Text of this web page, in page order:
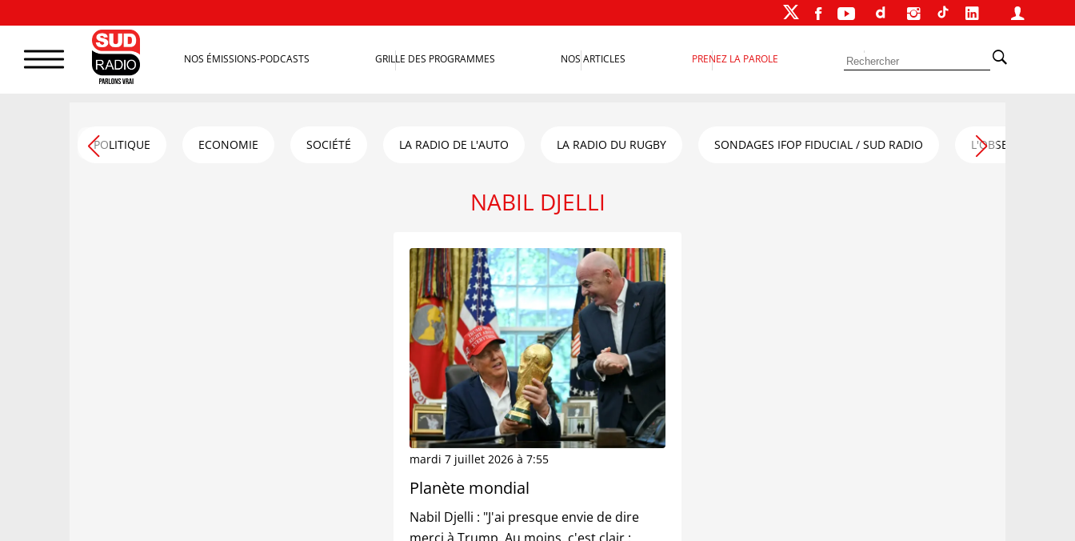
NOS ÉMISSIONS-PODCASTS GRILLE DES PROGRAMMES NOS ARTICLES PRENEZ LA PAROLE
POLITIQUE ECONOMIE SOCIÉTÉ LA RADIO DE L'AUTO LA RADIO DU RUGBY SONDAGES IFOP FIDUCIAL / SUD RADIO L'OBSERVATOIRE
NABIL DJELLI
mardi 7 juillet 2026 à 7:55
Planète mondial
Nabil Djelli : "J'ai presque envie de dire